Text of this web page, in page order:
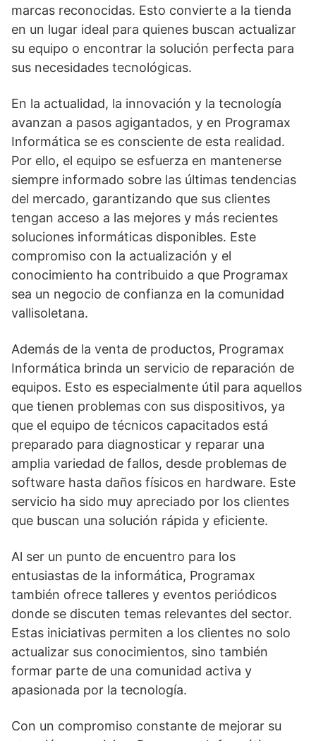
marcas reconocidas. Esto convierte a la tienda
en un lugar ideal para quienes buscan actualizar
su equipo o encontrar la solución perfecta para
sus necesidades tecnológicas.
En la actualidad, la innovación y la tecnología
avanzan a pasos agigantados, y en Programax
Informática se es consciente de esta realidad.
Por ello, el equipo se esfuerza en mantenerse
siempre informado sobre las últimas tendencias
del mercado, garantizando que sus clientes
tengan acceso a las mejores y más recientes
soluciones informáticas disponibles. Este
compromiso con la actualización y el
conocimiento ha contribuido a que Programax
sea un negocio de confianza en la comunidad
vallisoletana.
Además de la venta de productos, Programax
Informática brinda un servicio de reparación de
equipos. Esto es especialmente útil para aquellos
que tienen problemas con sus dispositivos, ya
que el equipo de técnicos capacitados está
preparado para diagnosticar y reparar una
amplia variedad de fallos, desde problemas de
software hasta daños físicos en hardware. Este
servicio ha sido muy apreciado por los clientes
que buscan una solución rápida y eficiente.
Al ser un punto de encuentro para los
entusiastas de la informática, Programax
también ofrece talleres y eventos periódicos
donde se discuten temas relevantes del sector.
Estas iniciativas permiten a los clientes no solo
actualizar sus conocimientos, sino también
formar parte de una comunidad activa y
apasionada por la tecnología.
Con un compromiso constante de mejorar su